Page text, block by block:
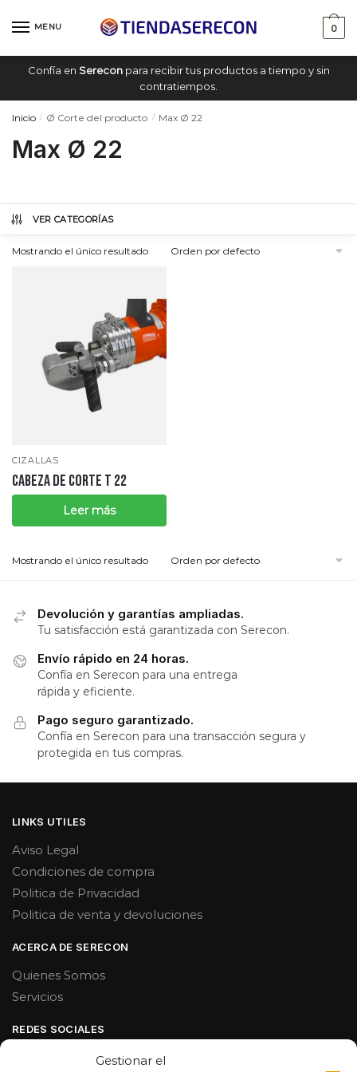
Gestionar el
MENU 0
Confía en Sereconpara recibir tus productos a tiempo y sin
contratiempos.
Inicio / Ø Corte del producto / Max Ø 22
Max Ø 22
VER CATEGORÍAS
Mostrando el único resultado
CIZALLAS
CABEZA DE CORTE T 22
Leer más
Mostrando el único resultado
Devolución y garantías ampliadas.
Tu satisfacción está garantizada con Serecon.
Envío rápido en 24 horas.
Confía en Serecon para una entrega
rápida y eficiente.
Pago seguro garantizado.
Confía en Serecon para una transacción segura y
protegida en tus compras.
LINKS UTILES
Aviso Legal
Condiciones de compra
Politica de Privacidad
Politica de venta y devoluciones
ACERCA DE SERECON
Quienes Somos
Servicios
REDES SOCIALES